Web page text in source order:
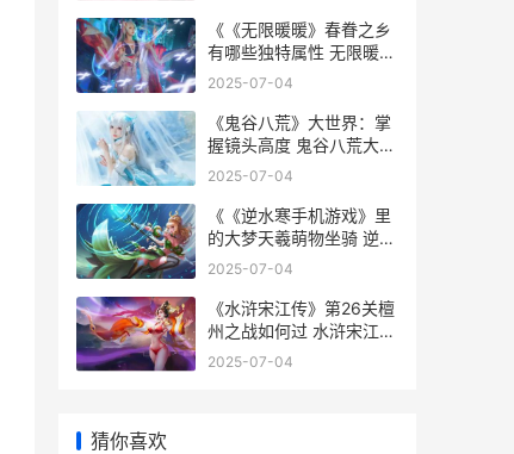
《《无限暖暖》春眷之乡
有哪些独特属性 无限暖暖
找到全部石化小动物
2025-07-04
《鬼谷八荒》大世界：掌
握镜头高度 鬼谷八荒大能
传功触发条件
2025-07-04
《《逆水寒手机游戏》里
的大梦天羲萌物坐骑 逆水
寒手机账号怎么用密码登
2025-07-04
《水浒宋江传》第26关檀
州之战如何过 水浒宋江传
梦幻版攻略
2025-07-04
猜你喜欢